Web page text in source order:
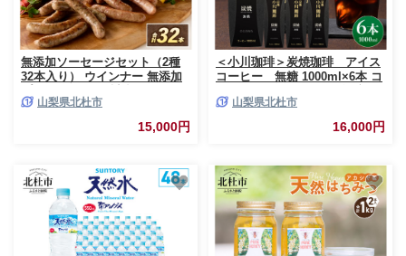
無添加ソーセージセット（2種
32本入り） ウインナー 無添加
ーベキュー キャンプ パーティ
ー 手作り フランク 食べ比べ オ
ールポーク 豚肉100％ 天然腸
山梨県北杜市
15,000円
＜小川珈琲＞炭焼珈琲 アイス
コーヒー 無糖 1000ml×6本 コ
1000ml 6本 ストレート 紙パッ
ク 炭焼焙煎 小川珈琲 珈琲 コー
ヒー飲料 熱処理殺菌 無菌充填
山梨県北杜市
16,000円